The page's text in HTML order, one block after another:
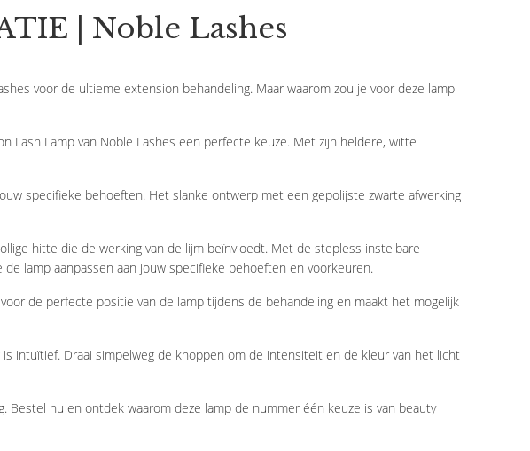
| Noble Lashes
voor de ultieme extension behandeling. Maar waarom zou je voor deze lamp
Lash Lamp van Noble Lashes een perfecte keuze. Met zijn heldere, witte
specifieke behoeften. Het slanke ontwerp met een gepolijste zwarte afwerking
hitte die de werking van de lijm beïnvloedt. Met de stepless instelbare
lamp aanpassen aan jouw specifieke behoeften en voorkeuren.
de perfecte positie van de lamp tijdens de behandeling en maakt het mogelijk
intuïtief. Draai simpelweg de knoppen om de intensiteit en de kleur van het licht
nu en ontdek waarom deze lamp de nummer één keuze is van beauty